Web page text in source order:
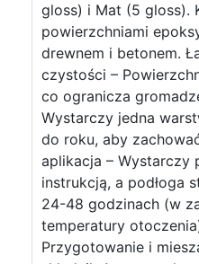
gloss) i Mat (5 gloss).
powierzchniami
drewnem i betonem.
czystości –
co ogranicza
Wystarczy jedna
do roku, aby
aplikacja – Wystarczy
instrukcją, a podłoga
24-48 godzinach (w
temperatury
Przygotowanie i